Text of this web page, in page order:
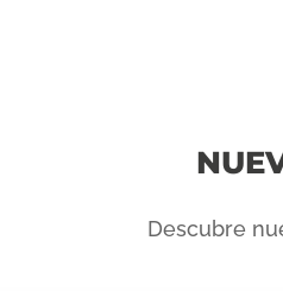
Descubre